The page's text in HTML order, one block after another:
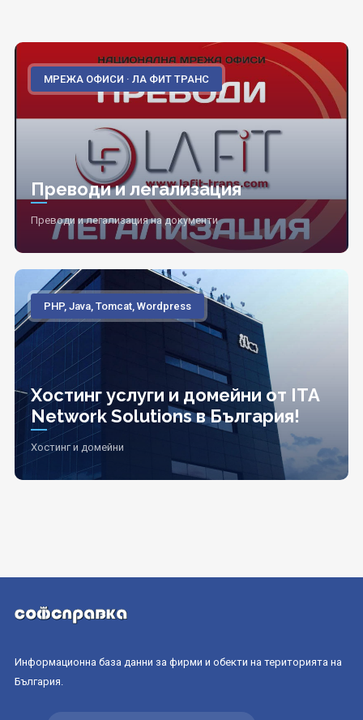
МРЕЖА ОФИСИ · ЛА ФИТ ТРАНС
Преводи и легализация
Преводи и легализация на документи
PHP, Java, Tomcat, Wordpress
Хостинг услуги и домейни от ITA
Network Solutions в България!
Хостинг и домейни
Информационна база данни за фирми и обекти на територията на
България.